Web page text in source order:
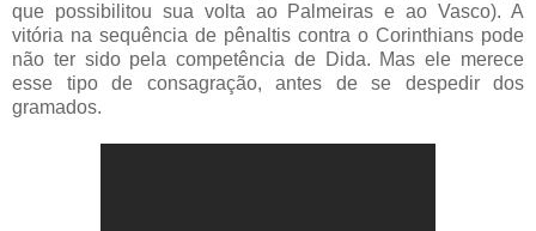
que possibilitou sua volta ao Palmeiras e ao Vasco). A
vitória na sequência de pênaltis contra o Corinthians pode
não ter sido pela competência de Dida. Mas ele merece
esse tipo de consagração, antes de se despedir dos
gramados.